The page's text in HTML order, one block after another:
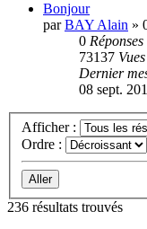
Bonjour
parBAY Alain »
0 Réponses
73137 Vues
Dernier
08 sept.
Afficher :
Ordre :
236 résultats trouvés